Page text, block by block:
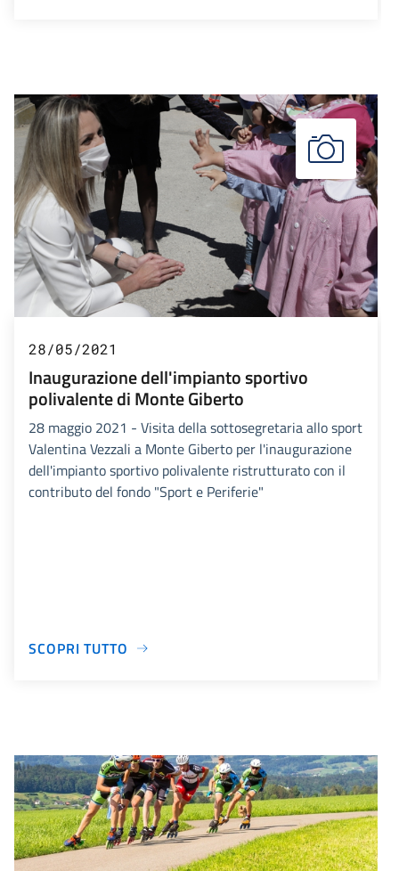
28/05/2021
Inaugurazione dell'impianto sportivo
polivalente di Monte Giberto
28 maggio 2021 - Visita della sottosegretaria allo sport
Valentina Vezzali a Monte Giberto per l'inaugurazione
dell'impianto sportivo polivalente ristrutturato con il
contributo del fondo "Sport e Periferie"
SCOPRI TUTTO